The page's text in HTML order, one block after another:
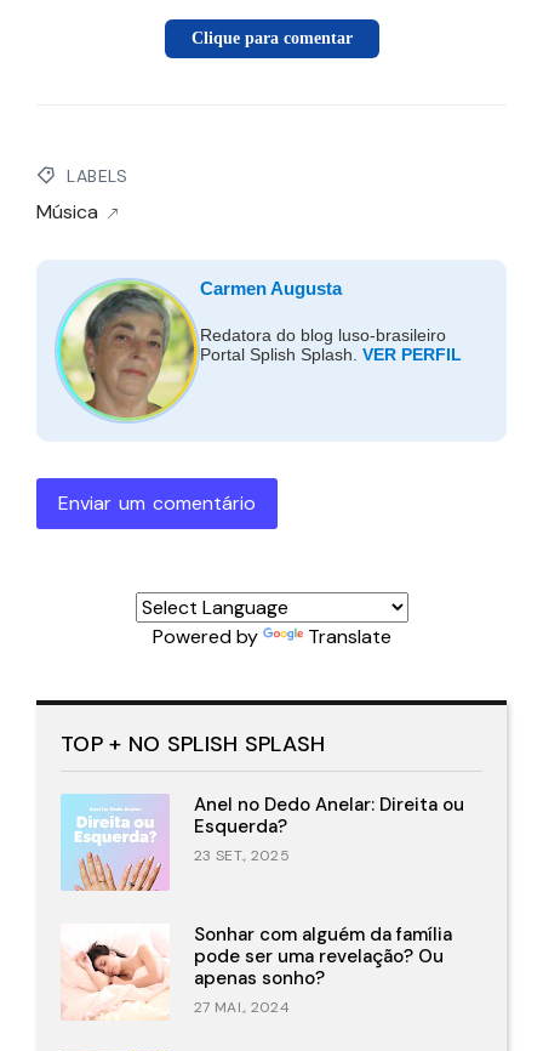
Clique para comentar
LABELS
Música
Carmen Augusta
Redatora do blog luso-brasileiro
Portal Splish Splash. VER PERFIL
Enviar um comentário
Powered by Translate
TOP + NO SPLISH SPLASH
Anel no Dedo Anelar: Direita ou
Esquerda?
23 SET., 2025
Sonhar com alguém da família
pode ser uma revelação? Ou
apenas sonho?
27 MAI., 2024